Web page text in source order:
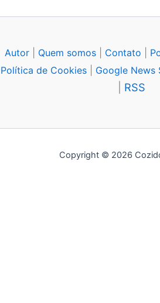
Autor Quem somos Contato
Política de Cookies| Google News
RSS
Copyright © 2026